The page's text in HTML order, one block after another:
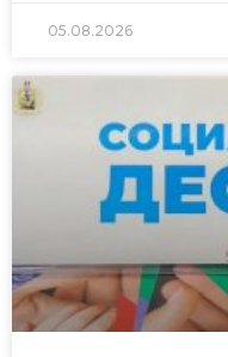
05.08.2026